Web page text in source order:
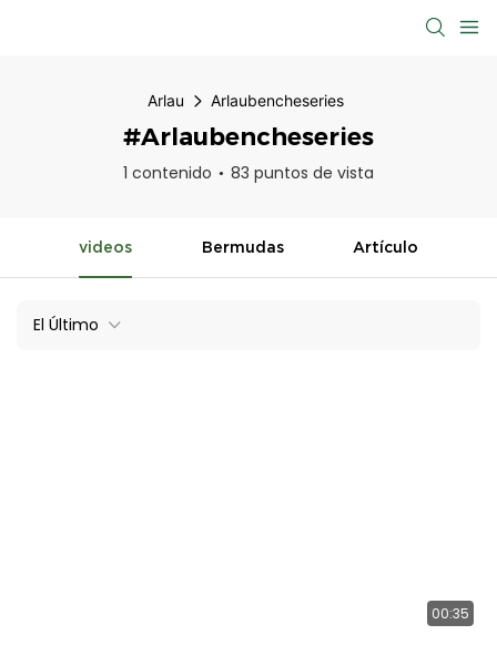
Arlau Arlaubencheseries
#Arlaubencheseries
1 contenido 83 puntos de vista
videos Bermudas Artículo
El Último
00:35